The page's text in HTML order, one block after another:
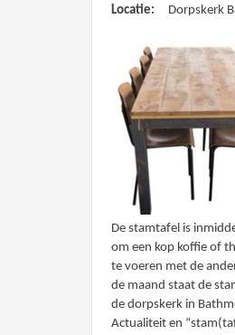
Locatie:
Dorpskerk
De stamtafel is
om een kop koffie of
te voeren met de
de maand staat de
de dorpskerk in
Actualiteit en